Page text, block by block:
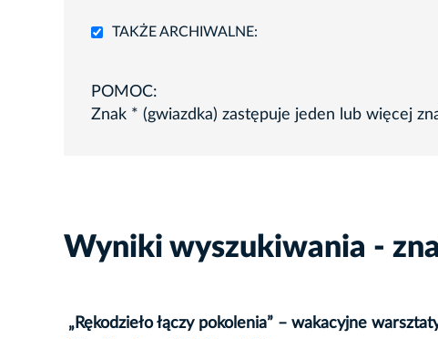
TAKŻE ARCHIWALNE:
POMOC:
Znak * (gwiazdka) zastępuje jeden lub więcej
Wyniki wyszukiwania -
„Rękodzieło łączy pokolenia” – wakacyjne